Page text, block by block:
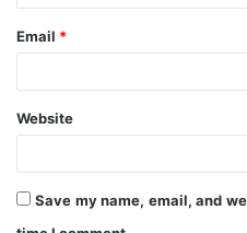
Email *
Website
Save my name, email, and